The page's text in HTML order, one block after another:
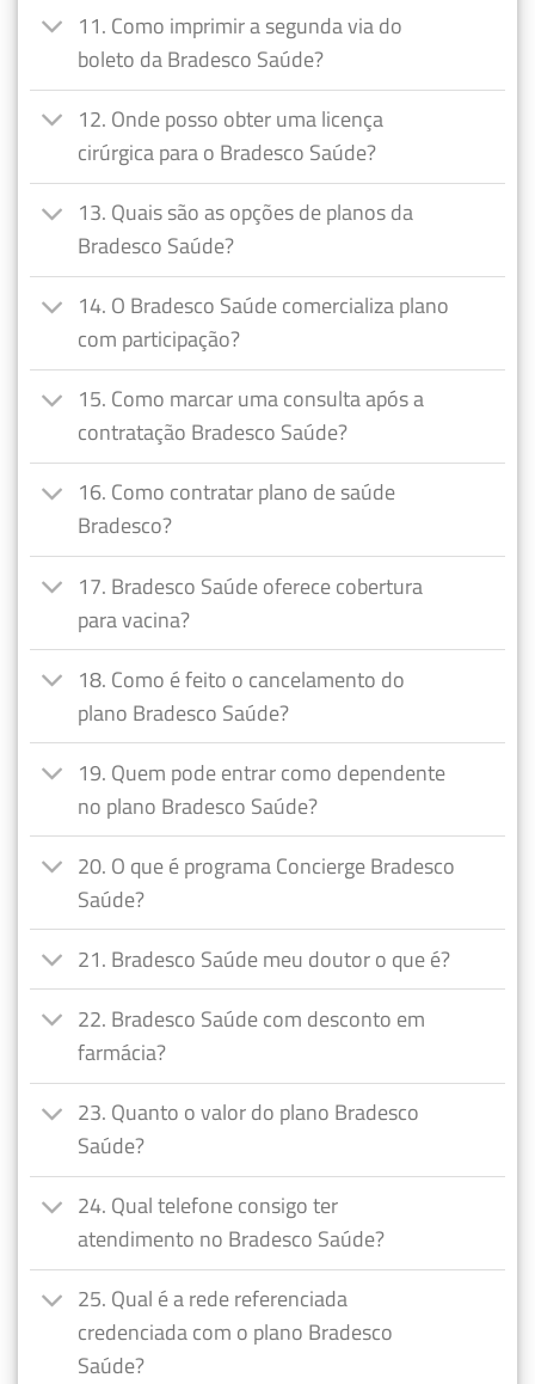
11. Como imprimir a segunda via do
boleto da Bradesco Saúde?
12. Onde posso obter uma licença
cirúrgica para o Bradesco Saúde?
13. Quais são as opções de planos da
Bradesco Saúde?
14. O Bradesco Saúde comercializa plano
com participação?
15. Como marcar uma consulta após a
contratação Bradesco Saúde?
16. Como contratar plano de saúde
Bradesco?
17. Bradesco Saúde oferece cobertura
para vacina?
18. Como é feito o cancelamento do
plano Bradesco Saúde?
19. Quem pode entrar como dependente
no plano Bradesco Saúde?
20. O que é programa Concierge Bradesco
Saúde?
21. Bradesco Saúde meu doutor o que é?
22. Bradesco Saúde com desconto em
farmácia?
23. Quanto o valor do plano Bradesco
Saúde?
24. Qual telefone consigo ter
atendimento no Bradesco Saúde?
25. Qual é a rede referenciada
credenciada com o plano Bradesco
Saúde?